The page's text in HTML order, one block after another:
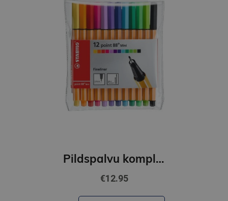
Pildspalvu komplekts STABILO POINT 88|0.4 mm|12 krāsas
€12.95